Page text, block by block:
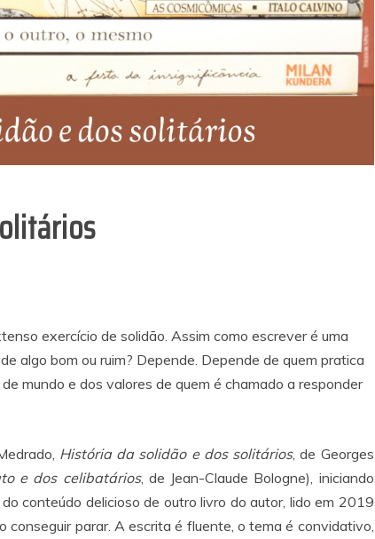
exercício de solidão. Assim como escrever é uma
algo bom ou ruim? Depende. Depende de quem pratica
mundo e dos valores de quem é chamado a responder
História da solidão e dos solitários, de Georges
e dos celibatários, de Jean-Claude Bologne), iniciando
conteúdo delicioso de outro livro do autor, lido em 2019
conseguir parar. A escrita é fluente, o tema é convidativo,